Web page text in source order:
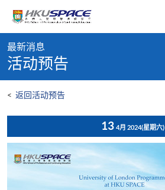
content
content
start
最新消息
活动预告
< 返回活动预告
13 4月 2024(星期六)